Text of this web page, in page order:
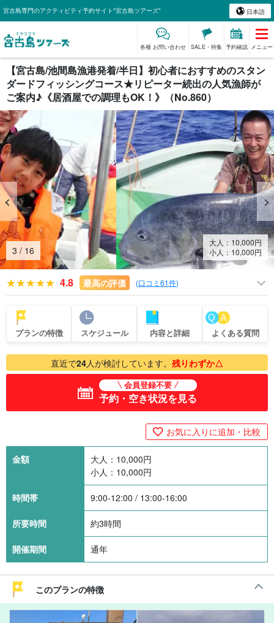
宮古島専門のアクティビティ予約サイト"宮古島ツアーズ" 日本語
各種 お問い合わせ SALE・特集 予約確認 メニュー
【宮古島/池間島漁港発着/半日】初心者におすすめのスタン
ダードフィッシングコース★リピーター続出の人気漁師が
ご案内♪《居酒屋での調理もOK！》（No.860）
4 / 16
大人： 10,000円
小人： 10,000円
4.8 最高の評価 (口コミ61件)
プランの特徴 スケジュール 内容と詳細 よくある質問
直近で24人が検討しています。 残りわずか△
会員登録不要
予約・空き状況を見る
お気に入りに追加・比較
金額 大人： 10,000円
小人： 10,000円
時間帯 9:00-12:00 / 13:00-16:00
所要時間 約3時間
開催期間 通年
このプランの特徴